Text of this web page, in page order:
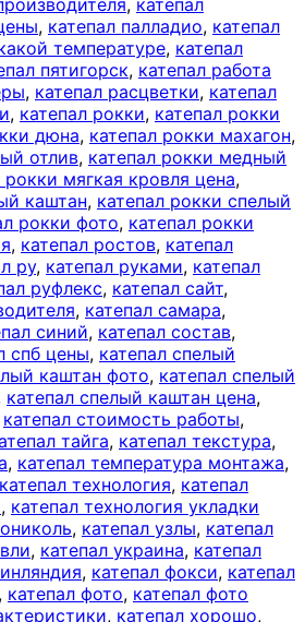
, катепал палладио, катепал
температуре, катепал
пятигорск, катепал работа
, катепал расцветки, катепал
, катепал рокки, катепал рокки
дюна, катепал рокки махагон,
отлив, катепал рокки медный
рокки мягкая кровля цена,
каштан, катепал рокки спелый
рокки фото, катепал рокки
, катепал ростов, катепал
ру, катепал руками, катепал
руфлекс, катепал сайт,
, катепал самара,
синий, катепал состав,
спб цены, катепал спелый
каштан фото, катепал спелый
катепал спелый каштан цена,
катепал стоимость работы,
тайга, катепал текстура,
, катепал температура монтажа,
катепал технология, катепал
, катепал технология укладки
, катепал узлы, катепал
, катепал украина, катепал
, катепал фокси, катепал
, катепал фото, катепал фото
, катепал хорошо,